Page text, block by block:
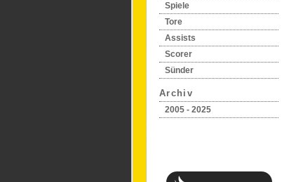
Spiele
Tore
Assists
Scorer
Sünder
Archiv
2005 - 2025